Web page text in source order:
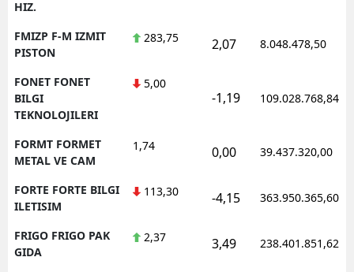
HIZ.
FMIZP F-M IZMIT
PISTON
283,75 2,07 8.048.478,50
FONET FONET
BILGI
TEKNOLOJILERI
5,00
-1,19 109.028.768,84
FORMT FORMET
METAL VE CAM
1,74 0,00 39.437.320,00
FORTE FORTE BILGI
ILETISIM
113,30 -4,15 363.950.365,60
FRIGO FRIGO PAK
GIDA
2,37 3,49 238.401.851,62